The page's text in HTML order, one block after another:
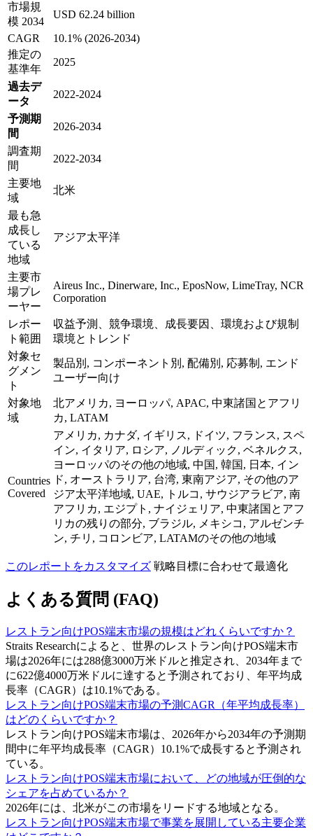
市場規
模 2034
USD 62.24 billion
CAGR
10.1% (2026-2034)
推定の
基準年
2025
過去デ
ータ
2022-2024
予測期
間
2026-2034
調査期
間
2022-2034
主要地
域
北米
最も急
成長し
ている
地域
アジア太平洋
主要市
場プレ
ーヤー
Aireus Inc., Dinerware, Inc., EposNow, LimeTray, NCR
Corporation
レポー
ト範囲
収益予測、競争環境、成長要因、環境および規制
環境とトレンド
対象セ
グメン
ト
製品別, コンポーネント別, 配備別, 応募制, エンド
ユーザー向け
対象地
域
北アメリカ, ヨーロッパ, APAC, 中東諸国とアフリ
カ, LATAM
Countries
Covered
アメリカ, カナダ, イギリス, ドイツ, フランス, スペ
イン, イタリア, ロシア, ノルディック, ベネルクス,
ヨーロッパのその他の地域, 中国, 韓国, 日本, イン
ド, オーストラリア, 台湾, 東南アジア, その他のア
ジア太平洋地域, UAE, トルコ, サウジアラビア, 南
アフリカ, エジプト, ナイジェリア, 中東諸国とアフ
リカの残りの部分, ブラジル, メキシコ, アルゼンチ
ン, チリ, コロンビア, LATAMのその他の地域
このレポートをカスタマイズ 戦略目標に合わせて最適化
よくある質問 (FAQ)
レストラン向けPOS端末市場の規模はどれくらいですか？
Straits Researchによると、世界のレストラン向けPOS端末市
場は2026年には288億3000万米ドルと推定され、2034年まで
に622億4000万米ドルに達すると予測されており、年平均成
長率（CAGR）は10.1%である。
レストラン向けPOS端末市場の予測CAGR（年平均成長率）
はどのくらいですか？
レストラン向けPOS端末市場は、2026年から2034年の予測期
間中に年平均成長率（CAGR）10.1%で成長すると予測され
ている。
レストラン向けPOS端末市場において、どの地域が圧倒的な
シェアを占めているか？
2026年には、北米がこの市場をリードする地域となる。
レストラン向けPOS端末市場で事業を展開している主要企業